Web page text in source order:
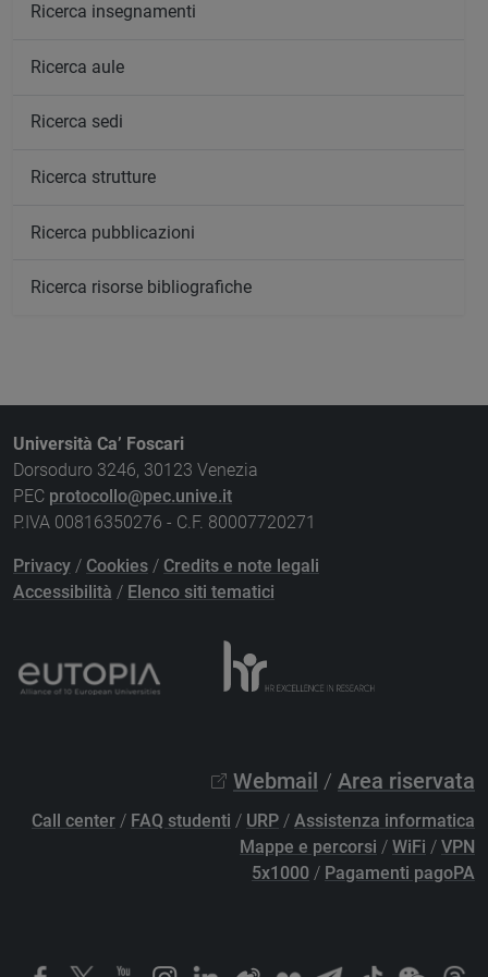
Ricerca insegnamenti
Ricerca aule
Ricerca sedi
Ricerca strutture
Ricerca pubblicazioni
Ricerca risorse bibliografiche
Università Ca’ Foscari
Dorsoduro 3246, 30123 Venezia
PEC protocollo@pec.unive.it
P.IVA 00816350276 - C.F. 80007720271
Privacy / Cookies / Credits e note legali
Accessibilità / Elenco siti tematici
Webmail / Area riservata
Call center / FAQ studenti / URP / Assistenza informatica
Mappe e percorsi / WiFi / VPN
5x1000 / Pagamenti pagoPA